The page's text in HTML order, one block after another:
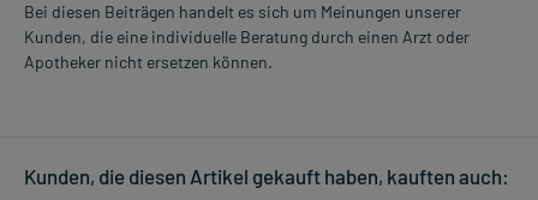
Bei diesen Beiträgen handelt es sich um Meinungen unserer
Kunden, die eine individuelle Beratung durch einen Arzt oder
Apotheker nicht ersetzen können.
Kunden, die diesen Artikel gekauft haben, kauften auch: